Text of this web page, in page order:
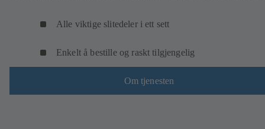
Alle viktige slitedeler i ett sett
Enkelt å bestille og raskt tilgjengelig
Om tjenesten